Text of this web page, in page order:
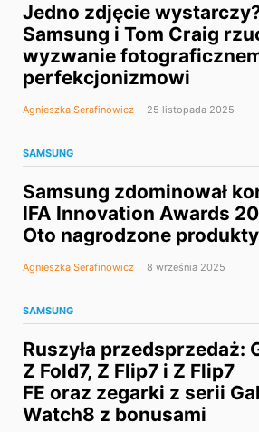
Jedno zdjęcie
Samsung i Tom Craig
wyzwanie
perfekcjonizmowi
Agnieszka Serafinowicz 25 listopada 2025
SAMSUNG
Samsung zdominował
IFA Innovation Awards
Oto nagrodzone produkty
Agnieszka Serafinowicz 8 września 2025
SAMSUNG
Ruszyła przedsprzedaż:
Z Fold7, Z Flip7 i Z Flip7
FE oraz zegarki z serii
Watch8 z bonusami